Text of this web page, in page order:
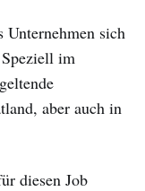
Unternehmen sich
im
aber auch in
diesen Job